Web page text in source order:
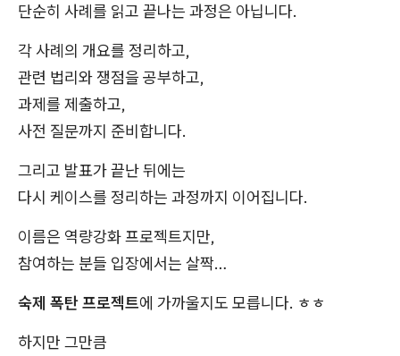
단순히 사례를 읽고 끝나는 과정은 아닙니다.
각 사례의 개요를 정리하고,
관련 법리와 쟁점을 공부하고,
과제를 제출하고,
사전 질문까지 준비합니다.
그리고 발표가 끝난 뒤에는
다시 케이스를 정리하는 과정까지 이어집니다.
이름은 역량강화 프로젝트지만,
참여하는 분들 입장에서는 살짝…
숙제 폭탄 프로젝트에 가까울지도 모릅니다. ㅎㅎ
하지만 그만큼